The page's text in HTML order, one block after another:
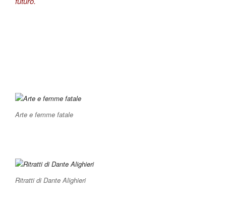
Arte e femme fatale
Ritratti di Dante Alighieri